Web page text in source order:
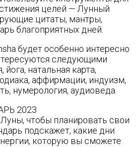
целей — Лунный
цитаты, мантры,
благоприятных дней.
будет особенно интересно
следующими
натальная карта,
аффирмации, индуизм,
нумерология, аудиоведа.
2023
чтобы планировать свои
подскажет, какие дни
которую вы сможете